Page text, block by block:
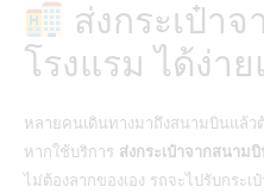
ส่งกระเป๋า
โรงแรม ได้ง่า
หลายคนเดินทางมาถึงสนามบินแล้ว
หากใช้บริการ ส่งกระเป๋าจากสนาม
ไม่ต้องลากของเอง รถจะไปรับกระ